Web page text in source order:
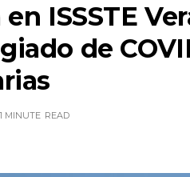
ISSSTE
de
1 MINUTE READ